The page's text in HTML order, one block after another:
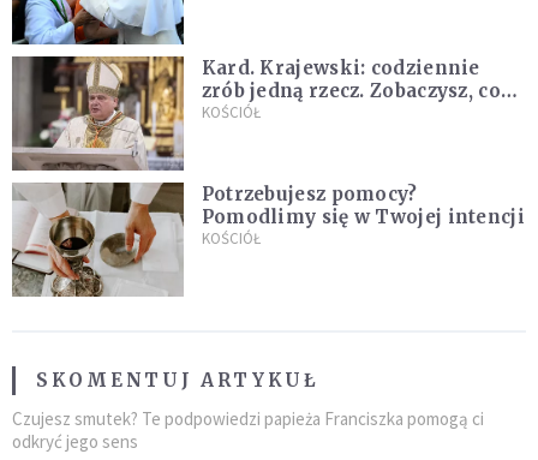
Kard. Krajewski: codziennie
zrób jedną rzecz. Zobaczysz, co
stanie się z twoim życiem
KOŚCIÓŁ
Potrzebujesz pomocy?
Pomodlimy się w Twojej intencji
KOŚCIÓŁ
SKOMENTUJ ARTYKUŁ
Czujesz smutek? Te podpowiedzi papieża Franciszka pomogą ci
odkryć jego sens